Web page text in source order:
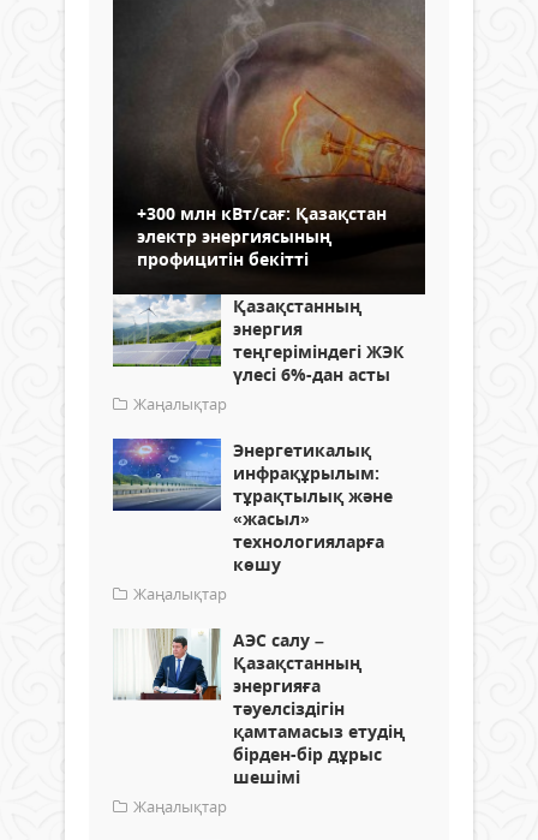
+300 млн кВт/сағ: Қазақстан
электр энергиясының
профицитін бекітті
Қазақстанның
энергия
теңгеріміндегі ЖЭК
үлесі 6%-дан асты
Жаңалықтар
Энергетикалық
инфрақұрылым:
тұрақтылық және
«жасыл»
технологияларға
көшу
Жаңалықтар
АЭС салу –
Қазақстанның
энергияға
тәуелсіздігін
қамтамасыз етудің
бірден-бір дұрыс
шешімі
Жаңалықтар